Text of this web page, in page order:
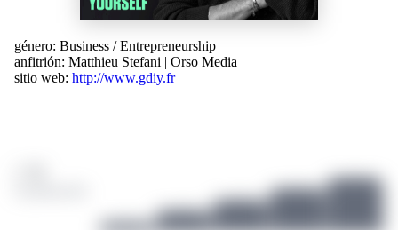
género: Business /Entrepreneurship
anfitrión: Matthieu Stefani | Orso Media
sitio web: http://www.gdiy.fr